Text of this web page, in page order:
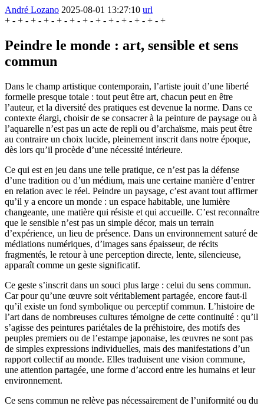
André Lozano 2025-08-01 13:27:10 url
Peindre le monde : art, sensible et sens
commun
Dans le champ artistique contemporain, l’artiste jouit d’une liberté
formelle presque totale : tout peut être art, chacun peut en être
l’auteur, et la diversité des pratiques est devenue la norme. Dans ce
contexte élargi, choisir de se consacrer à la peinture de paysage ou à
l’aquarelle n’est pas un acte de repli ou d’archaïsme, mais peut être
au contraire un choix lucide, pleinement inscrit dans notre époque,
dès lors qu’il procède d’une nécessité intérieure.
Ce qui est en jeu dans une telle pratique, ce n’est pas la défense
d’une tradition ou d’un médium, mais une certaine manière d’entrer
en relation avec le réel. Peindre un paysage, c’est avant tout affirmer
qu’il y a encore un monde : un espace habitable, une lumière
changeante, une matière qui résiste et qui accueille. C’est reconnaître
que le sensible n’est pas un simple décor, mais un terrain
d’expérience, un lieu de présence. Dans un environnement saturé de
médiations numériques, d’images sans épaisseur, de récits
fragmentés, le retour à une perception directe, lente, silencieuse,
apparaît comme un geste significatif.
Ce geste s’inscrit dans un souci plus large : celui du sens commun.
Car pour qu’une œuvre soit véritablement partagée, encore faut-il
qu’il existe un fond symbolique ou perceptif commun. L’histoire de
l’art dans de nombreuses cultures témoigne de cette continuité : qu’il
s’agisse des peintures pariétales de la préhistoire, des motifs des
peuples premiers ou de l’estampe japonaise, les œuvres ne sont pas
de simples expressions individuelles, mais des manifestations d’un
rapport collectif au monde. Elles traduisent une vision commune,
une attention partagée, une forme d’accord entre les humains et leur
environnement.
Ce sens commun ne relève pas nécessairement de l’uniformité ou du